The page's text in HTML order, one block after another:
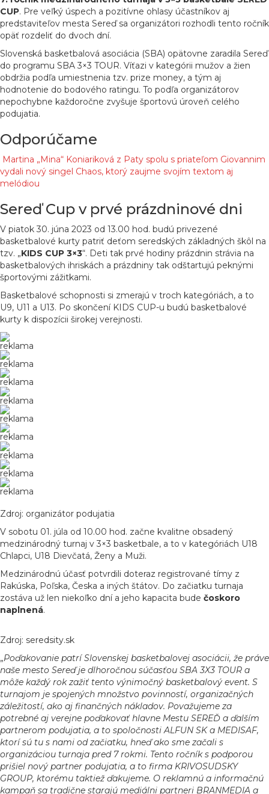
CUP. Pre veľký úspech a pozitívne ohlasy účastníkov aj
predstaviteľov mesta Sereď sa organizátori rozhodli tento ročník
opäť rozdeliť do dvoch dní.
Slovenská basketbalová asociácia (SBA) opätovne zaradila Sereď
do programu SBA 3×3 TOUR. Víťazi v kategórii mužov a žien
obdržia podľa umiestnenia tzv. prize money, a tým aj
hodnotenie do bodového ratingu. To podľa organizátorov
nepochybne každoročne zvyšuje športovú úroveň celého
podujatia.
Odporúčame
Martina „Mina“ Koniariková z Paty spolu s priateľom Giovannim
vydali nový singel Chaos, ktorý zaujme svojím textom aj
melódiou
Sereď Cup v prvé prázdninové dni
V piatok 30. júna 2023 od 13.00 hod. budú privezené
basketbalové kurty patriť deťom seredských základných škôl na
tzv. „KIDS CUP 3×3“. Deti tak prvé hodiny prázdnin strávia na
basketbalových ihriskách a prázdniny tak odštartujú peknými
športovými zážitkami.
Basketbalové schopnosti si zmerajú v troch kategóriách, a to
U9, U11 a U13. Po skončení KIDS CUP-u budú basketbalové
kurty k dispozícii širokej verejnosti.
reklama
reklama
reklama
reklama
reklama
reklama
reklama
reklama
reklama
Zdroj: organizátor podujatia
V sobotu 01. júla od 10.00 hod. začne kvalitne obsadený
medzinárodný turnaj v 3×3 basketbale, a to v kategóriách U18
Chlapci, U18 Dievčatá, Ženy a Muži.
Medzinárodnú účasť potvrdili doteraz registrované tímy z
Rakúska, Poľska, Česka a iných štátov. Do začiatku turnaja
zostáva už len niekoľko dní a jeho kapacita bude čoskoro
naplnená.
Zdroj: seredsity.sk
„Poďakovanie patrí Slovenskej basketbalovej asociácii, že práve
naše mesto Sereď je dlhoročnou súčasťou SBA 3X3 TOUR a
môže každý rok zažiť tento výnimočný basketbalový event. S
turnajom je spojených množstvo povinností, organizačných
záležitostí, ako aj finančných nákladov. Považujeme za
potrebné aj verejne poďakovať hlavne Mestu SEREĎ a ďalším
partnerom podujatia, a to spoločnosti ALFUN SK a MEDISAF,
ktorí sú tu s nami od začiatku, hneď ako sme začali s
organizáciou turnaja pred 7 rokmi. Tento ročník s podporou
prišiel nový partner podujatia, a to firma KRIVOSUDSKY
GROUP, ktorému taktiež ďakujeme. O reklamnú a informačnú
kampaň sa tradične starajú mediálni partneri BRANMEDIA a